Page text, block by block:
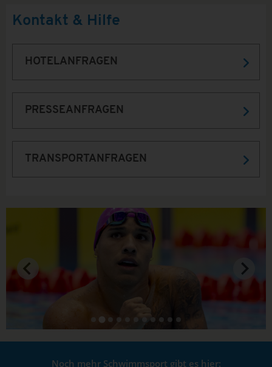
Kontakt & Hilfe
HOTELANFRAGEN
PRESSEANFRAGEN
TRANSPORTANFRAGEN
Noch mehr Schwimmsport gibt es hier: